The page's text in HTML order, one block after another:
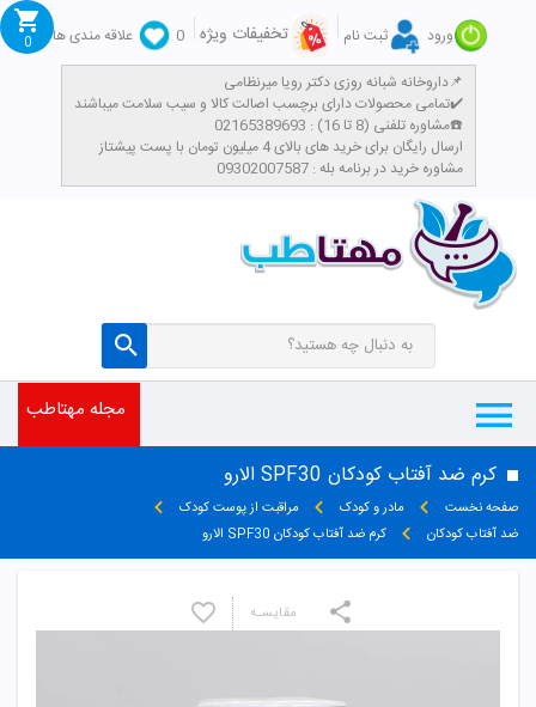
ورود ثبت نام تخفیفات ویژه 0
علاقه مندی ها
داروخانه شبانه روزی دکتر رویا میرنظامی📌
تمامی محصولات دارای برچسب اصالت کالا و سیب سلامت میباشند✔️
مشاوره تلفنی (8 تا 16) : 02165389693☎️
​ارسال رایگان برای خرید های بالای 4 میلیون تومان با پست پیشتاز
مشاوره خرید در برنامه بله : 09302007587
0
مجله مهتاطب
کرم ضد آفتاب کودکان SPF30 الارو
صفحه نخست مادر و کودک
مراقبت از پوست کودک
ضد آفتاب کودکان
کرم ضد آفتاب کودکان SPF30 الارو
مقایسـه